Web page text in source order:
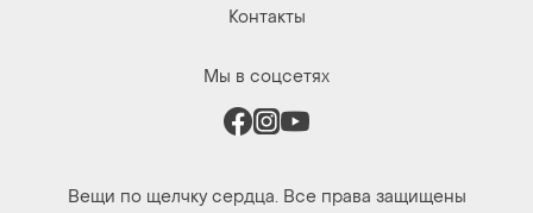
Контакты
Мы в соцсетях
Вещи по щелчку сердца. Все права защищены